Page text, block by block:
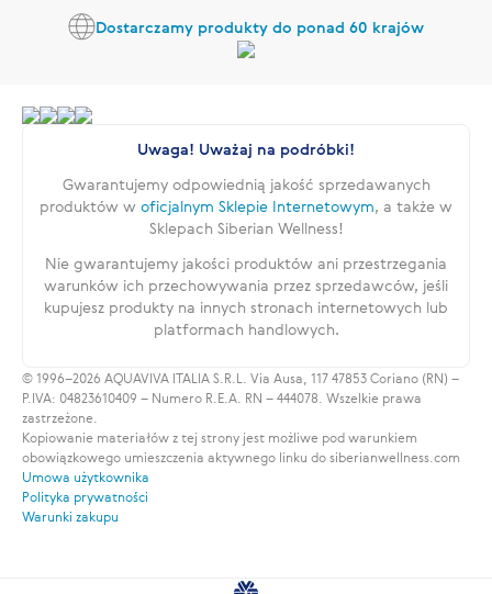
Dostarczamy produkty do ponad 60 krajów
Uwaga! Uważaj na podróbki!
Gwarantujemy odpowiednią jakość sprzedawanych
produktów w oficjalnym Sklepie Internetowym, a także w
Sklepach Siberian Wellness!
Nie gwarantujemy jakości produktów ani przestrzegania
warunków ich przechowywania przez sprzedawców, jeśli
kupujesz produkty na innych stronach internetowych lub
platformach handlowych.
© 1996–2026 AQUAVIVA ITALIA S.R.L. Via Ausa, 117 47853 Coriano (RN) –
P.IVA: 04823610409 – Numero R.E.A. RN – 444078. Wszelkie prawa
zastrzeżone.
Kopiowanie materiałów z tej strony jest możliwe pod warunkiem
obowiązkowego umieszczenia aktywnego linku do siberianwellness.com
Umowa użytkownika
Polityka prywatności
Warunki zakupu